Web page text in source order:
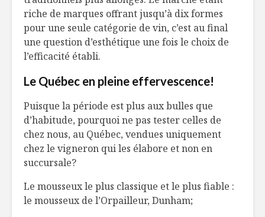
riche de marques offrant jusqu’à dix formes
pour une seule catégorie de vin, c’est au final
une question d’esthétique une fois le choix de
l’efficacité établi.
Le Québec en pleine effervescence!
Puisque la période est plus aux bulles que
d’habitude, pourquoi ne pas tester celles de
chez nous, au Québec, vendues uniquement
chez le vigneron qui les élabore et non en
succursale?
Le mousseux le plus classique et le plus fiable :
le mousseux de l’Orpailleur, Dunham;